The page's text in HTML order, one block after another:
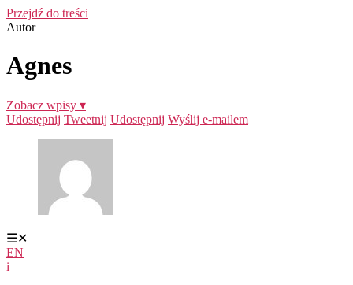
Przejdź do treści
Autor
Agnes
Zobacz wpisy ▾
Udostępnij Tweetnij Udostępnij Wyślij e-mailem
☰✕
EN
i